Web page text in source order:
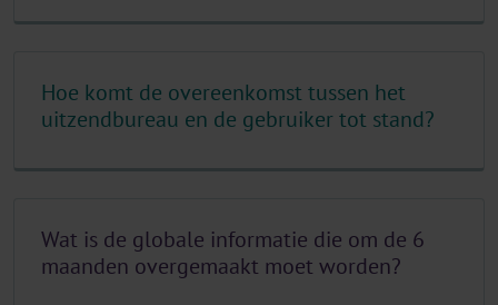
Hoe komt de overeenkomst tussen het
uitzendbureau en de gebruiker tot stand?
Wat is de globale informatie die om de 6
maanden overgemaakt moet worden?